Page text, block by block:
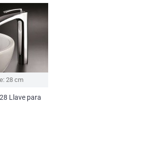
28 cm
Llave para